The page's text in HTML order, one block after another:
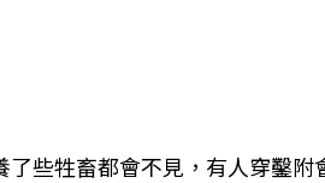
了些牲畜都會不見，有人穿鑿